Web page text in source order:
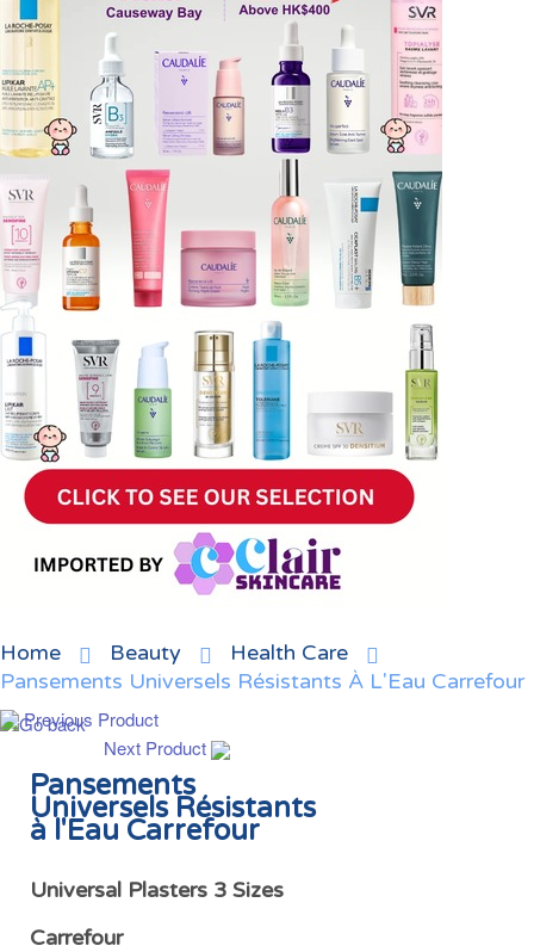
Home Beauty
Health Care
Pansements Universels Résistants À L'Eau Carrefour
Previous Product
Next Product
Pansements
Universels Résistants
à l'Eau Carrefour
Universal Plasters 3 Sizes
Carrefour